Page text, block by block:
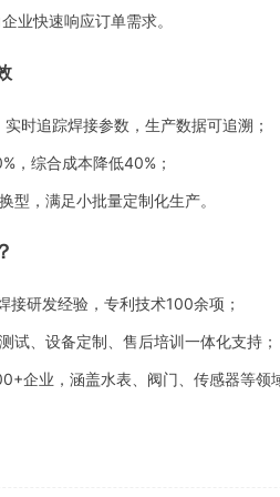
业快速响应订单需求。
时追踪焊接参数，生产数据可追溯；
，综合成本降低40%；
型，满足小批量定制化生产。
接研发经验，专利技术100余项；
试、设备定制、售后培训一体化支持；
企业，涵盖水表、阀门、传感器等领